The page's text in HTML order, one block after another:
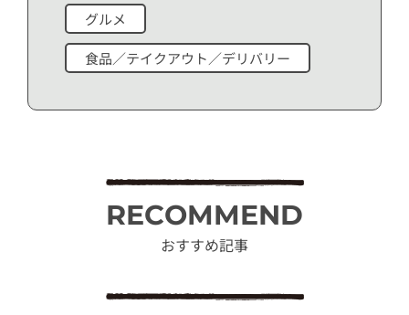
グルメ
食品／テイクアウト／デリバリー
RECOMMEND
おすすめ記事